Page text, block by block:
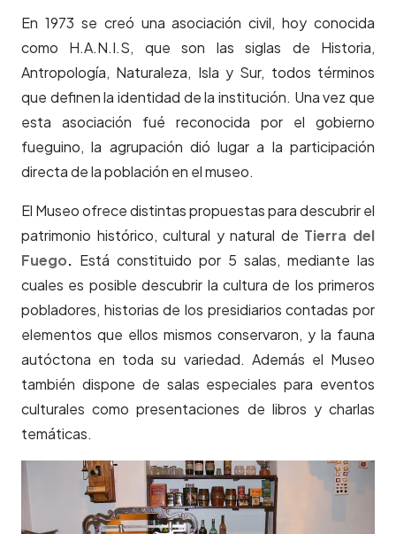
En 1973 se creó una asociación civil, hoy conocida
como H.A.N.I.S, que son las siglas de Historia,
Antropología, Naturaleza, Isla y Sur, todos términos
que definen la identidad de la institución. Una vez que
esta asociación fué reconocida por el gobierno
fueguino, la agrupación dió lugar a la participación
directa de la población en el museo.
El Museo ofrece distintas propuestas para descubrir el
patrimonio histórico, cultural y natural de Tierra del
Fuego. Está constituido por 5 salas, mediante las
cuales es posible descubrir la cultura de los primeros
pobladores, historias de los presidiarios contadas por
elementos que ellos mismos conservaron, y la fauna
autóctona en toda su variedad. Además el Museo
también dispone de salas especiales para eventos
culturales como presentaciones de libros y charlas
temáticas.